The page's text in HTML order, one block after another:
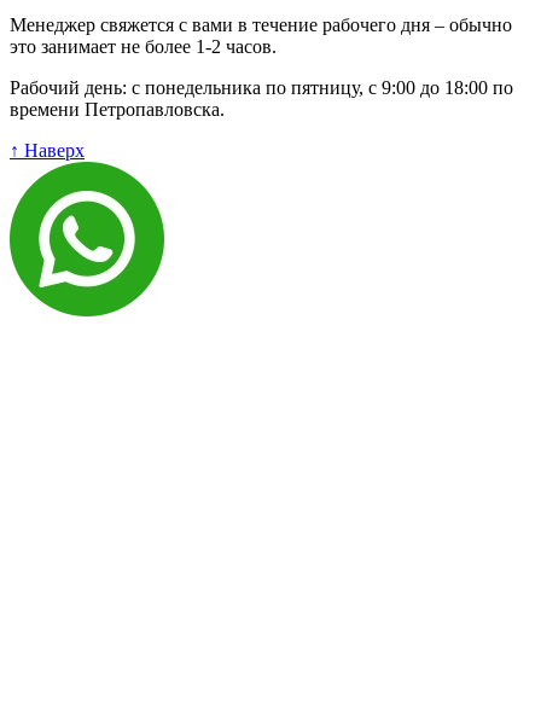
Менеджер свяжется с вами в течение рабочего дня – обычно
это занимает не более 1-2 часов.
Рабочий день: с понедельника по пятницу, с 9:00 до 18:00 по
времени Петропавловска.
↑ Наверх